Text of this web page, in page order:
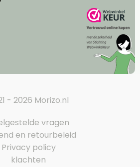
- 2026 Morizo.nl
vragen
en retourbeleid
Privacy policy
klachten